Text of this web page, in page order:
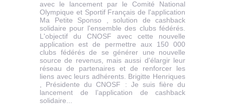
avec le lancement par le Comité National
Olympique et Sportif Français de l'application
Ma Petite Sponso , solution de cashback
solidaire pour l'ensemble des clubs fédérés.
L'objectif du CNOSF avec cette nouvelle
application est de permettre aux 150 000
clubs fédérés de se générer une nouvelle
source de revenus, mais aussi d'élargir leur
réseau de partenaires et de renforcer les
liens avec leurs adhérents. Brigitte Henriques
, Présidente du CNOSF : Je suis fière du
lancement de l’application de cashback
solidaire...